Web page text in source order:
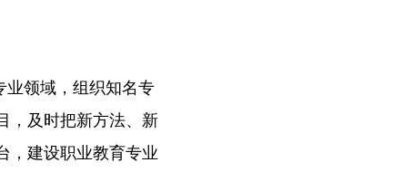
业领域，组织知名专
，及时把新方法、新
，建设职业教育专业